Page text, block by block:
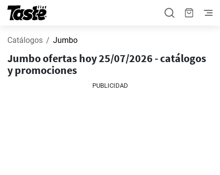
Catálogos Jumbo
Jumbo ofertas hoy 25/07/2026 - catálogos
y promociones
PUBLICIDAD